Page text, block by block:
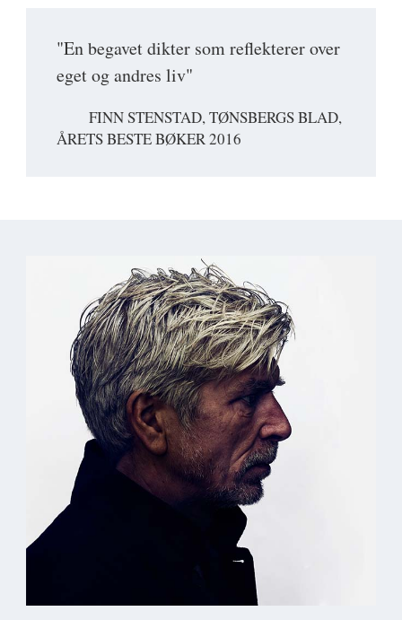
"En begavet dikter som reflekterer over
eget og andres liv"
FINN STENSTAD, TØNSBERGS BLAD,
ÅRETS BESTE BØKER 2016